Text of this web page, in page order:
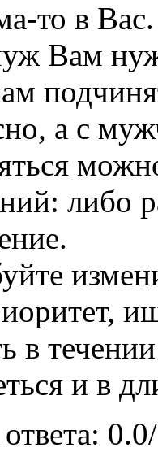
то в
Вам
а с
либо
в
и в
0.0/